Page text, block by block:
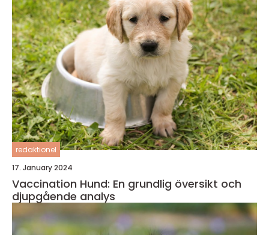
redaktionel
17. January 2024
Vaccination Hund: En grundlig översikt och
djupgående analys